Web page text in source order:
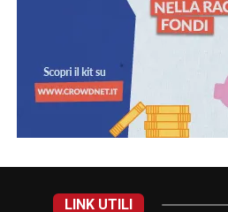
LINK UTILI